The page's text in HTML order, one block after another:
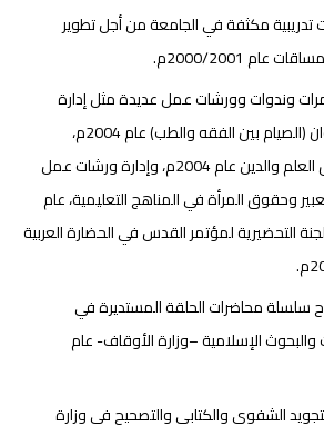
تدريبية مكثفة في الجامعة من أجل تطوير
2000/2001م.
وندوات وورشات عمل عديدة مثل إدارة
ندوات رمضانية بعنوان (الصيام بين الفقه والطب) عام 2004م،
والتحضير لندوة حول العلم والدين عام 2004م، وإدارة ورشات عمل
وحقوق المرأة في المناهج التعليمية، عام
التحضيرية لمؤتمر القدس في الحضارة العربية
سلسلة محاضرات الحلقة المستديرة في
الإسلامية –وزارة الأوقاف- عام
الشفوي والكتابي والتصحيح في وزارة